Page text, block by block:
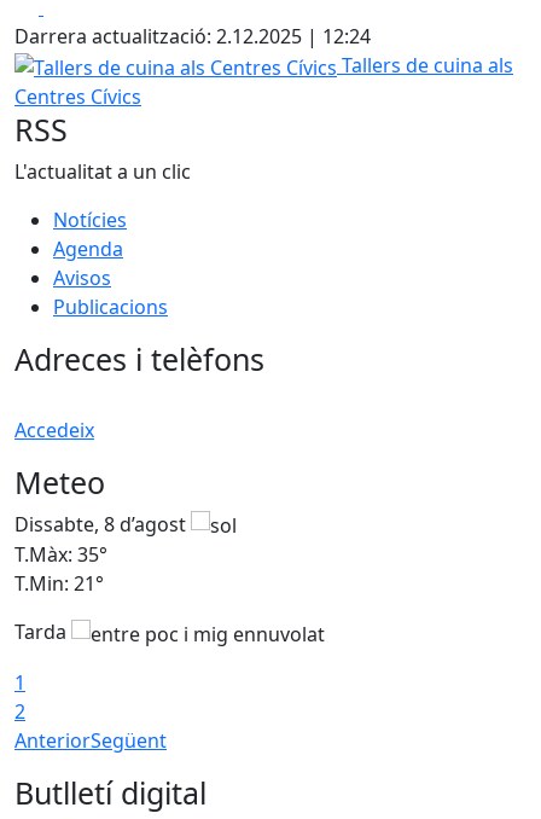
Darrera actualització: 2.12.2025 | 12:24
Tallers de cuina als Centres Cívics
Tallers de cuina als
Centres Cívics
RSS
L'actualitat a un clic
Notícies
Agenda
Avisos
Publicacions
Adreces i telèfons
Accedeix
Meteo
Dissabte, 8 d’agost
T.Màx: 35°
T.Min: 21°
Tarda
1
2
AnteriorSegüent
Butlletí digital